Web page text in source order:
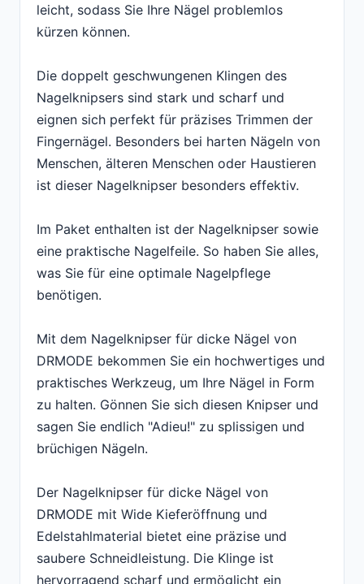
leicht, sodass Sie Ihre Nägel problemlos
kürzen können.
Die doppelt geschwungenen Klingen des
Nagelknipsers sind stark und scharf und
eignen sich perfekt für präzises Trimmen der
Fingernägel. Besonders bei harten Nägeln von
Menschen, älteren Menschen oder Haustieren
ist dieser Nagelknipser besonders effektiv.
Im Paket enthalten ist der Nagelknipser sowie
eine praktische Nagelfeile. So haben Sie alles,
was Sie für eine optimale Nagelpflege
benötigen.
Mit dem Nagelknipser für dicke Nägel von
DRMODE bekommen Sie ein hochwertiges und
praktisches Werkzeug, um Ihre Nägel in Form
zu halten. Gönnen Sie sich diesen Knipser und
sagen Sie endlich "Adieu!" zu splissigen und
brüchigen Nägeln.
Der Nagelknipser für dicke Nägel von
DRMODE mit Wide Kieferöffnung und
Edelstahlmaterial bietet eine präzise und
saubere Schneidleistung. Die Klinge ist
hervorragend scharf und ermöglicht ein